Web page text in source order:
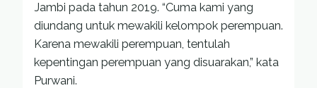
Jambi pada tahun 2019. “Cuma kami yang
diundang untuk mewakili kelompok perempuan.
Karena mewakili perempuan, tentulah
kepentingan perempuan yang disuarakan,” kata
Purwani.